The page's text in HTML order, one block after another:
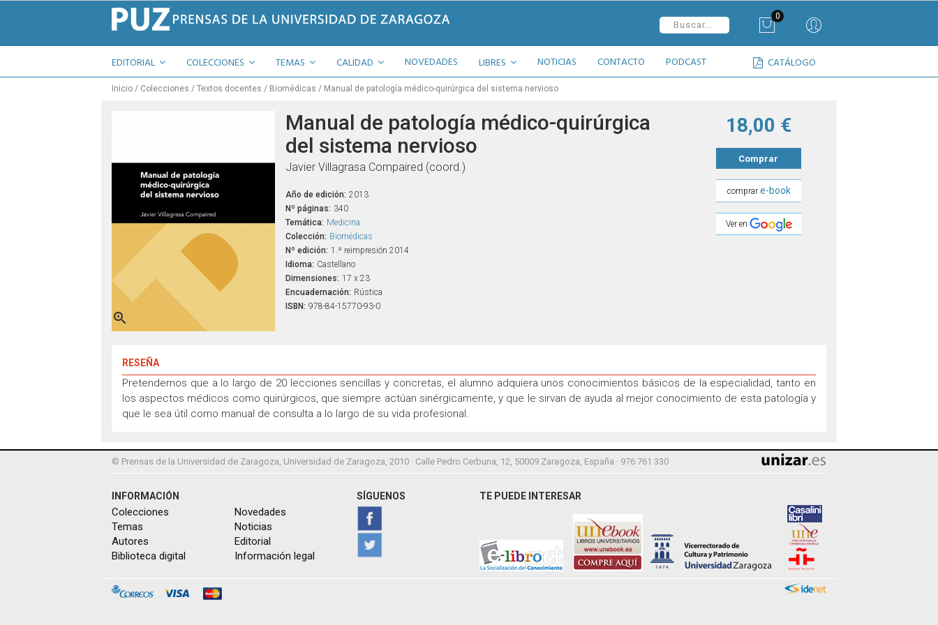
0
EDITORIAL COLECCIONES TEMAS CATÁLOGO
CALIDAD NOVEDADES LIBRES NOTICIAS CONTACTO PODCAST
Inicio Colecciones Textos docentes Biomédicas Manual de patología médico-quirúrgica del sistema nervioso

Manual de patología médico-quirúrgica
del sistema nervioso
Javier Villagrasa Compaired (coord.)
Año de edición: 2013
Nº páginas: 340
Temática: Medicina
Colección: Biomédicas
Nº edición: 1.ª reimpresión 2014
Idioma: Castellano
Dimensiones: 17 x 23
Encuadernación: Rústica
ISBN: 978-84-15770-93-0
18,00 €
Comprar
comprar e-book
Ver en
RESEÑA
Pretendemos que a lo largo de 20 lecciones sencillas y concretas, el alumno adquiera unos conocimientos básicos de la especialidad, tanto en
los aspectos médicos como quirúrgicos, que siempre actúan sinérgicamente, y que le sirvan de ayuda al mejor conocimiento de esta patología y
que le sea útil como manual de consulta a lo largo de su vida profesional.
© Prensas de la Universidad de Zaragoza, Universidad de Zaragoza, 2010 · Calle Pedro Cerbuna, 12, 50009 Zaragoza, España · 976 761 330
INFORMACIÓN
Colecciones
Temas
Autores
Biblioteca digital
Novedades
Noticias
Editorial
Información legal
SÍGUENOS TE PUEDE INTERESAR